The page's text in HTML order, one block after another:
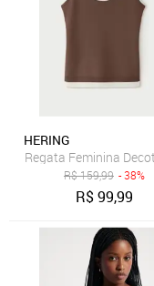
HERING
Regata Feminina
R$159,99 - 38%
R$99,99